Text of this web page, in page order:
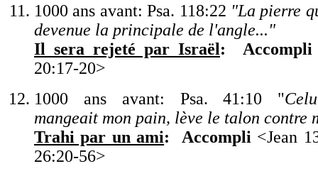
1000 ans avant: Psa. 118:22 "La pierre
devenue la principale de l'angle..."
Il sera rejeté par Israël: Accompli
20:17-20>
1000 ans avant: Psa. 41:10 "
mangeait mon pain, lève le talon contre
Trahi par un ami: Accompli <Jean
26:20-56>